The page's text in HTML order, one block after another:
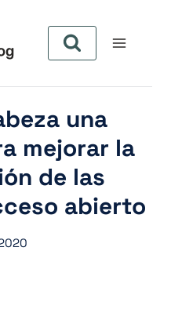
una
mejorar la
de las
abierto